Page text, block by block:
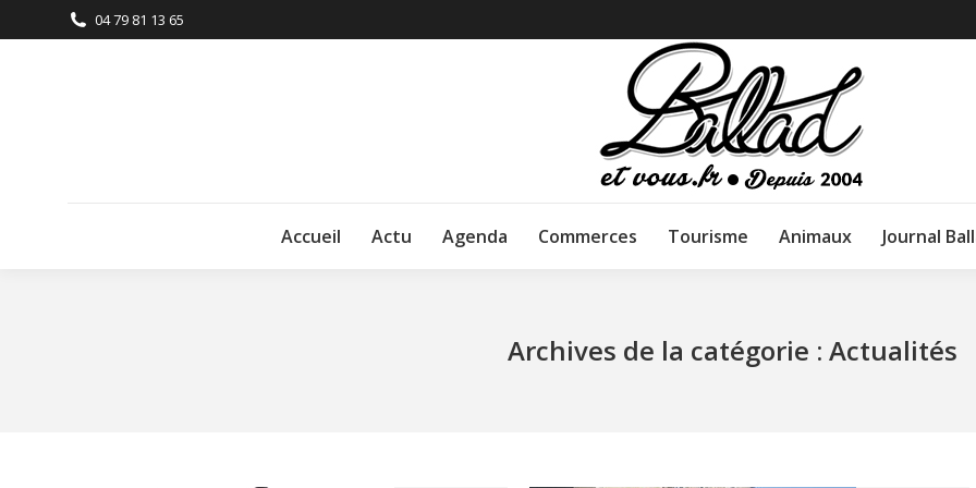
04 79 81 13 65
Accueil Actu Agenda Commerces Tourisme Animaux Journal
Archives de la catégorie : Actualités